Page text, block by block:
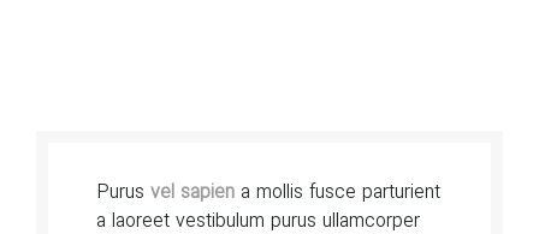
Purus vel sapien a mollis fusce parturient
a laoreet vestibulum purus ullamcorper